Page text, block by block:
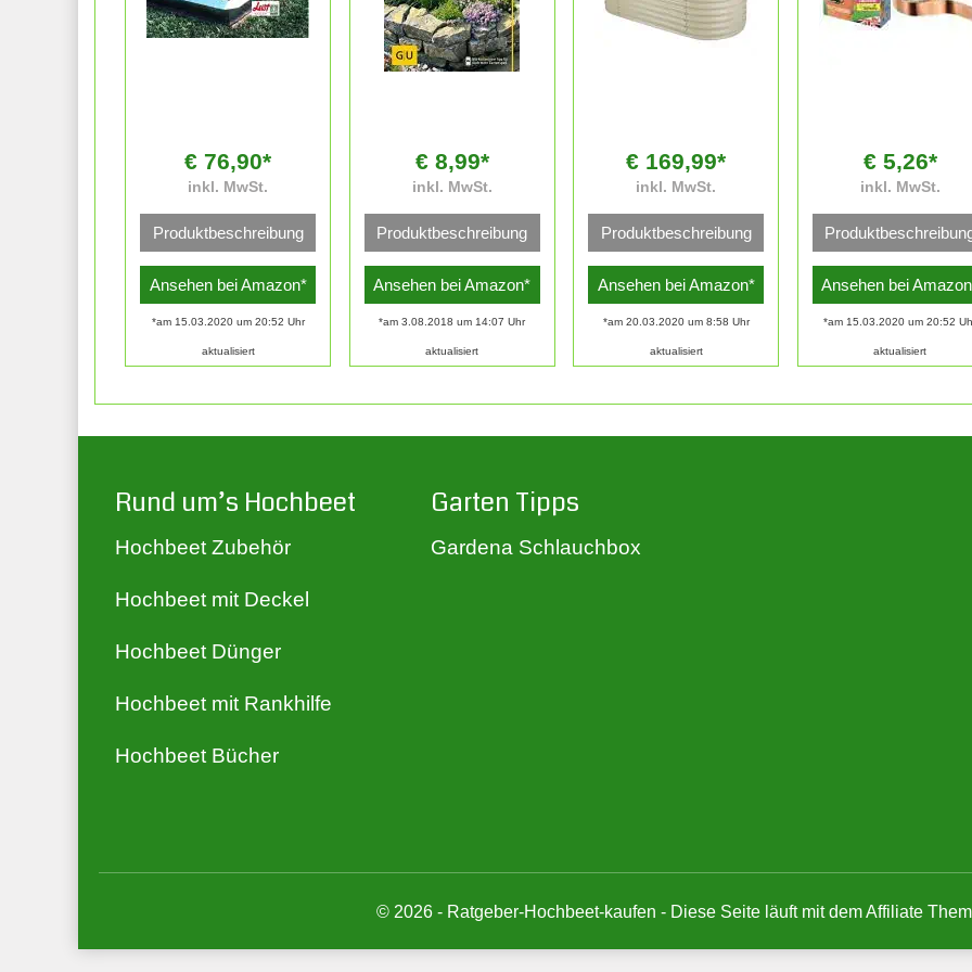
€ 76,90*
inkl. MwSt.
Produktbeschreibung
Ansehen bei Amazon*
*am 15.03.2020 um 20:52 Uhr
aktualisiert
€ 8,99*
inkl. MwSt.
Produktbeschreibung
Ansehen bei Amazon*
*am 3.08.2018 um 14:07 Uhr
aktualisiert
€ 169,99*
inkl. MwSt.
Produktbeschreibung
Ansehen bei Amazon*
*am 20.03.2020 um 8:58 Uhr
aktualisiert
€ 5,26*
inkl. MwSt.
Ansehen bei
*am 15.03.2020 um 20:52
aktualisiert
Rund um’s Hochbeet
Hochbeet Zubehör
Hochbeet mit Deckel
Hochbeet Dünger
Hochbeet mit Rankhilfe
Hochbeet Bücher
Garten Tipps
Gardena Schlauchbox
© 2026 - Ratgeber-Hochbeet-kaufen - Diese Seite läuft mit dem Affiliate